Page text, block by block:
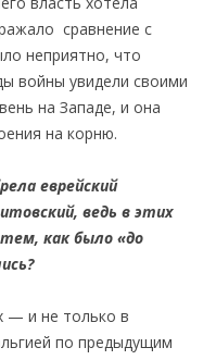
сравнение с
неприятно, что
войны увидели своими
на Западе, и она
на корню.
еврейский
ведь в этих
тем, как было «до
— и не только в
по предыдущим